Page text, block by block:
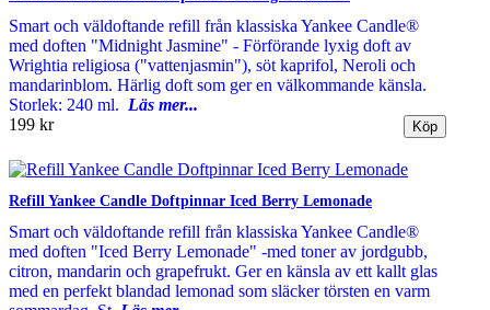
Smart och väldoftande refill från klassiska Yankee Candle®
med doften "Midnight Jasmine" - Förförande lyxig doft av
Wrightia religiosa ("vattenjasmin"), söt kaprifol, Neroli och
mandarinblom. Härlig doft som ger en välkommande känsla.
Storlek: 240 ml. Läs mer...
199 kr
Refill Yankee Candle Doftpinnar Iced Berry Lemonade
Smart och väldoftande refill från klassiska Yankee Candle®
med doften "Iced Berry Lemonade" -med toner av jordgubb,
citron, mandarin och grapefrukt. Ger en känsla av ett kallt glas
med en perfekt blandad lemonad som släcker törsten en varm